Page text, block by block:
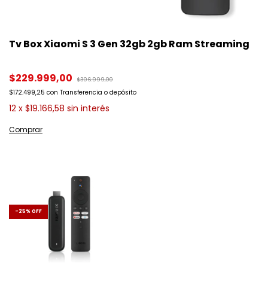
Tv Box Xiaomi S 3 Gen 32gb 2gb Ram Streaming
$229.999,00 $306.999,00
$172.499,25 con Transferencia o depósito
12 x $19.166,58 sin interés
-25%OFF